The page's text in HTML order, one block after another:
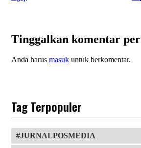
Tinggalkan komentar
Anda harus masuk untuk berkomentar.
Tag Terpopuler
JURNALPOSMEDIA